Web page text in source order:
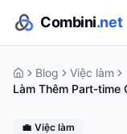
Combini.net
Blog
Việc làm
Làm Thêm Part-time
💼 Việc làm